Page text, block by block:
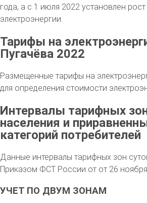
года, а с 1 июля 2022 установлен
электроэнергии.
Тарифы на
Пугачёва 2022
Размещенные тарифы на
для определения стоимости
Интервалы тарифных
населения и
категорий потребителей
Данные интервалы тарифных зон
Приказом ФСТ России от от 26
УЧЕТ ПО ДВУМ ЗОНАМ